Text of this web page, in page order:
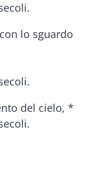
lo sguardo
del cielo, *